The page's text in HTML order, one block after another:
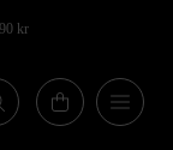
kr